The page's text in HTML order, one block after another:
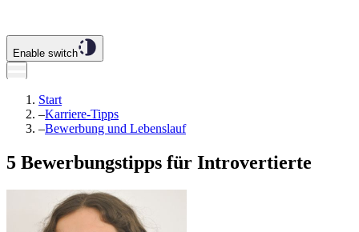
Enable switch
Start
–Karriere-Tipps
–Bewerbung und Lebenslauf
5 Bewerbungstipps für Introvertierte